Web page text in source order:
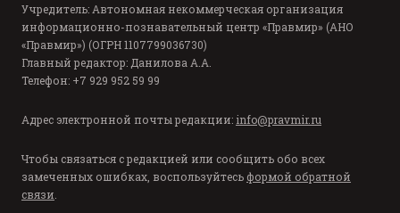
Учредитель: Автономная некоммерческая организация
информационно-познавательный центр «Правмир» (АНО
«Правмир») (ОГРН 1107799036730)
Главный редактор: Данилова А.А.
Телефон: +7 929 952 59 99
Адрес электронной почты редакции: info@pravmir.ru
Чтобы связаться с редакцией или сообщить обо всех
замеченных ошибках, воспользуйтесь формой обратной
связи